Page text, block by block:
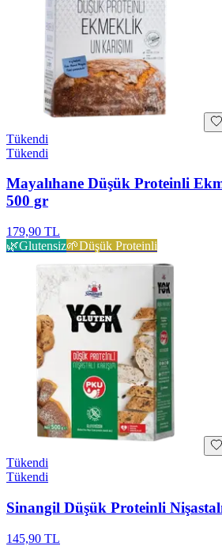
Tükendi
Tükendi
Mayalıhane Düşük Proteinli
500 gr
179,90 TL
🌿Glutensiz🌱Düşük Proteinli
Tükendi
Tükendi
Sinangil Düşük Proteinli
145,90 TL